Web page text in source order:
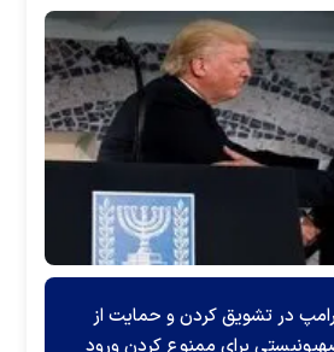
در تشویق کردن و حمایت از